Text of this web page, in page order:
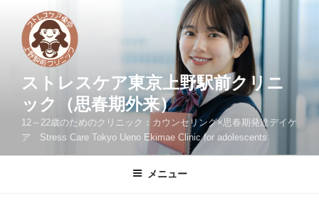
ストレスケア東京上野駅前クリニ
ック（思春期外来）
12～22歳のためのクリニック：カウンセリング×思春期発達デイケ
ア Stress Care Tokyo Ueno Ekimae Clinic for adolescents
メニュー